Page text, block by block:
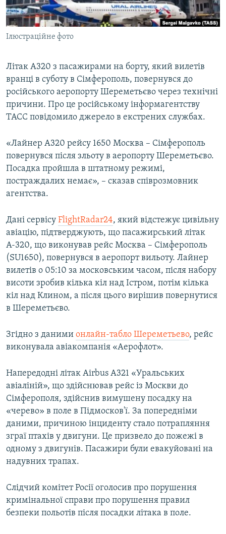
СВІДЧЕННЯ ОКУПАЦІЇ
УКРАЇНСЬКА ПРОБЛЕМА КРИМУ
ІНФОГРАФІКА
Qırımtatar
ДОЛУЧАЙСЯ!
Усі сайти RFE/RL
Ілюстраційне фото
Літак А320 з пасажирами на борту, який вилетів
вранці в суботу в Сімферополь, повернувся до
російського аеропорту Шереметьєво через технічні
причини. Про це російському інформагентству
ТАСС повідомило джерело в екстрених службах.
«Лайнер А320 рейсу 1650 Москва – Сімферополь
повернувся після зльоту в аеропорту Шереметьєво.
Посадка пройшла в штатному режимі,
постраждалих немає», – сказав співрозмовник
агентства.
Дані сервісу FlightRadar24, який відстежує цивільну
авіацію, підтверджують, що пасажирський літак
А-320, що виконував рейс Москва – Сімферополь
(SU1650), повернувся в аеропорт вильоту. Лайнер
вилетів о 05:10 за московським часом, після набору
висоти зробив кілька кіл над Істром, потім кілька
кіл над Клином, а після цього вирішив повернутися
в Шереметьєво.
Згідно з даними онлайн-табло Шереметьево, рейс
виконувала авіакомпанія «Аерофлот».
Напередодні літак Airbus A321 «Уральських
авіаліній», що здійснював рейс із Москви до
Сімферополя, здійснив вимушену посадку на
«черево» в поле в Підмосков'ї. За попередніми
даними, причиною інциденту стало потрапляння
зграї птахів у двигуни. Це призвело до пожежі в
одному з двигунів. Пасажири були евакуйовані на
надувних трапах.
Слідчий комітет Росії оголосив про порушення
кримінальної справи про порушення правил
безпеки польотів після посадки літака в поле.